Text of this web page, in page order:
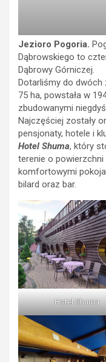
Jezioro Pogoria.
Dąbrowskiego to
Dąbrowy Górniczej.
Dotarliśmy do dwóch
75 ha, powstała w
zbudowanymi
Najczęściej zostały
pensjonaty, hotele i
Hotel Shuma, który
terenie o powierzchni
komfortowymi
bilard oraz bar.
Hotel Shuma